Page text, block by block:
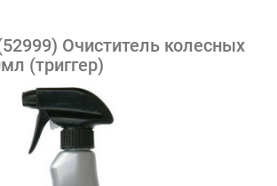
Очиститель колесных
(триггер)